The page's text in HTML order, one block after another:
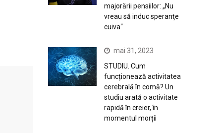
majorării pensiilor: „Nu
vreau să induc speranţe
cuiva“
mai 31, 2023
STUDIU. Cum
funcționează activitatea
cerebrală în comă? Un
studiu arată o activitate
rapidă în creier, în
momentul morții